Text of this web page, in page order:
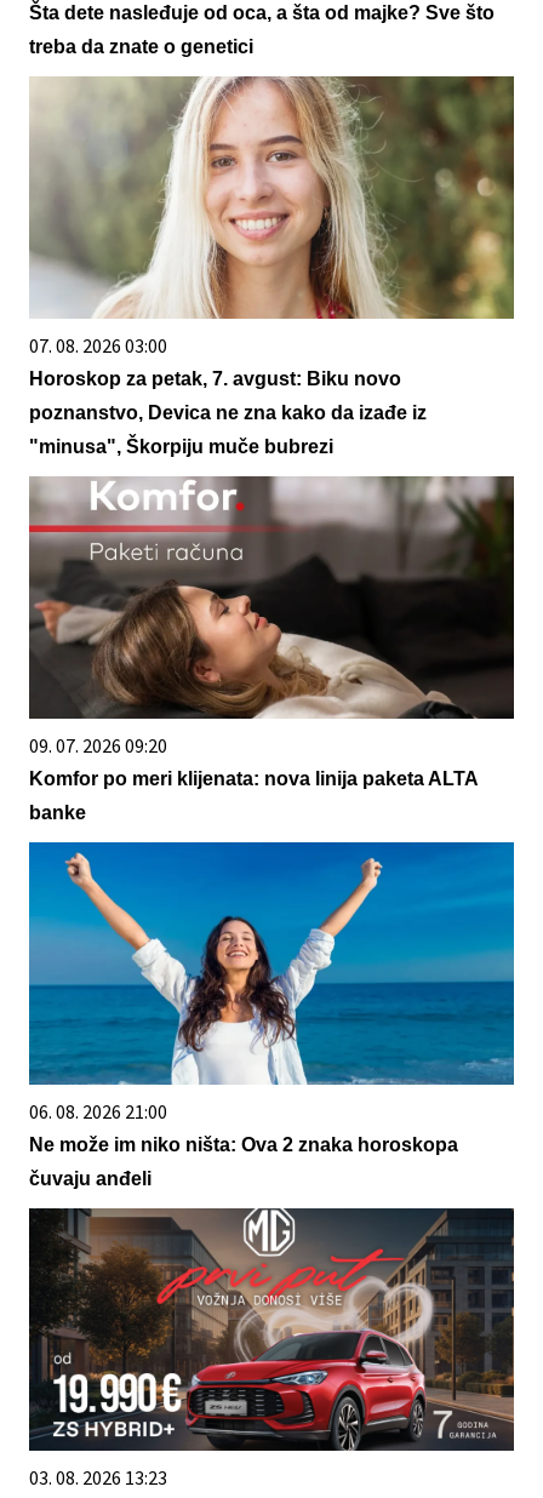
Šta dete nasleđuje od oca, a šta od majke? Sve što
treba da znate o genetici
07. 08. 2026 03:00
Horoskop za petak, 7. avgust: Biku novo
poznanstvo, Devica ne zna kako da izađe iz
"minusa", Škorpiju muče bubrezi
09. 07. 2026 09:20
Komfor po meri klijenata: nova linija paketa ALTA
banke
06. 08. 2026 21:00
Ne može im niko ništa: Ova 2 znaka horoskopa
čuvaju anđeli
03. 08. 2026 13:23